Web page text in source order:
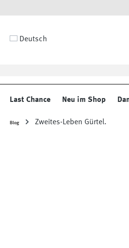
Deutsch
Last Chance Neu im Shop
Blog Zweites-Leben Gürtel.